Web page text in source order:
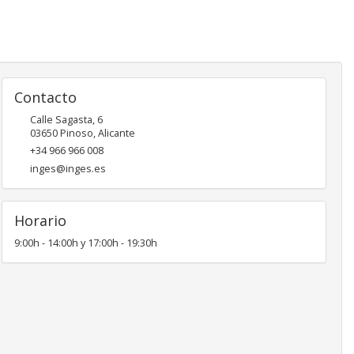
Contacto
Calle Sagasta, 6
03650Pinoso,Alicante
+34 966 966 008
inges@inges.es
Horario
9:00h - 14:00h y 17:00h - 19:30h